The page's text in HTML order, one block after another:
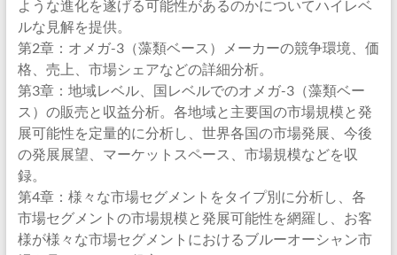
ような進化を遂げる可能性があるのかについてハイレベ
ルな見解を提供。
第2章：オメガ-3（藻類ベース）メーカーの競争環境、価
格、売上、市場シェアなどの詳細分析。
第3章：地域レベル、国レベルでのオメガ-3（藻類ベー
ス）の販売と収益分析。各地域と主要国の市場規模と発
展可能性を定量的に分析し、世界各国の市場発展、今後
の発展展望、マーケットスペース、市場規模などを収
録。
第4章：様々な市場セグメントをタイプ別に分析し、各
市場セグメントの市場規模と発展可能性を網羅し、お客
様が様々な市場セグメントにおけるブルーオーシャン市